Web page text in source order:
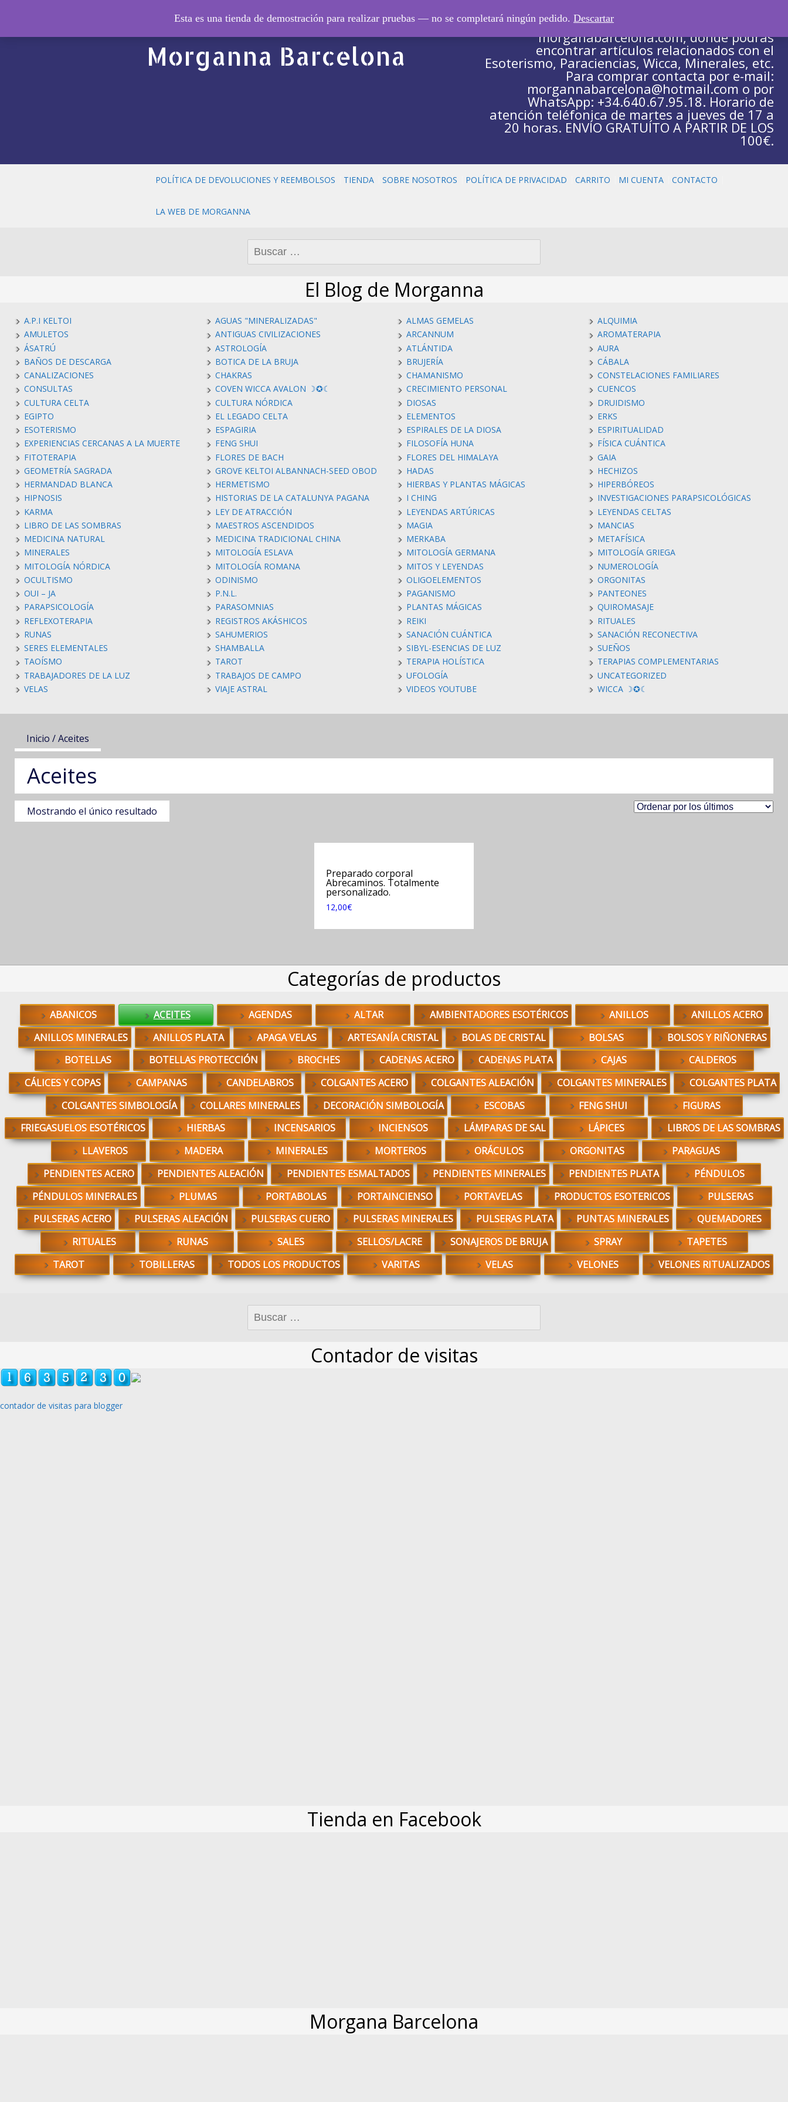
© El Caldero de
Morganna Barcelona
Tienda escaparate asociada a la web
morganabarcelona.com, donde podrás
encontrar artículos relacionados con el
Esoterismo, Paraciencias, Wicca, Minerales, etc.
Para comprar contacta por e-mail:
morgannabarcelona@hotmail.com o por
WhatsApp: +34.640.67.95.18. Horario de
atención teléfonica de martes a jueves de 17 a
20 horas. ENVÍO GRATUÍTO A PARTIR DE LOS
100€.
POLÍTICA DE DEVOLUCIONES Y REEMBOLSOS TIENDA SOBRE NOSOTROS POLÍTICA DE PRIVACIDAD CARRITO MI CUENTA CONTACTO
LA WEB DE MORGANNA
El Blog de Morganna
A.P.I KELTOI AGUAS "MINERALIZADAS" ALMAS GEMELAS
ALQUIMIA
AMULETOS
ANTIGUAS CIVILIZACIONES ARCANNUM
AROMATERAPIA
ÁSATRÚ
ASTROLOGÍA ATLÁNTIDA
AURA
BAÑOS DE DESCARGA
BOTICA DE LA BRUJA BRUJERÍA
CÁBALA
CANALIZACIONES
CHAKRAS CHAMANISMO
CONSTELACIONES FAMILIARES
CONSULTAS
COVEN WICCA AVALON ☽✪☾ CRECIMIENTO PERSONAL
CUENCOS
CULTURA CELTA
CULTURA NÓRDICA DIOSAS
DRUIDISMO
EGIPTO
EL LEGADO CELTA ELEMENTOS
ERKS
ESOTERISMO
ESPAGIRIA ESPIRALES DE LA DIOSA
ESPIRITUALIDAD
EXPERIENCIAS CERCANAS A LA MUERTE
FENG SHUI FILOSOFÍA HUNA
FÍSICA CUÁNTICA
FITOTERAPIA
FLORES DE BACH FLORES DEL HIMALAYA
GAIA
GEOMETRÍA SAGRADA
GROVE KELTOI ALBANNACH-SEED OBOD HADAS
HECHIZOS
HERMANDAD BLANCA
HERMETISMO HIERBAS Y PLANTAS MÁGICAS
HIPERBÓREOS
HIPNOSIS
HISTORIAS DE LA CATALUNYA PAGANA I CHING
INVESTIGACIONES PARAPSICOLÓGICAS
KARMA
LEY DE ATRACCIÓN LEYENDAS ARTÚRICAS
LEYENDAS CELTAS
LIBRO DE LAS SOMBRAS
MAESTROS ASCENDIDOS MAGIA
MANCIAS
MEDICINA NATURAL
MEDICINA TRADICIONAL CHINA MERKABA
METAFÍSICA
MINERALES
MITOLOGÍA ESLAVA MITOLOGÍA GERMANA
MITOLOGÍA GRIEGA
MITOLOGÍA NÓRDICA
MITOLOGÍA ROMANA MITOS Y LEYENDAS
NUMEROLOGÍA
OCULTISMO
ODINISMO OLIGOELEMENTOS
ORGONITAS
OUI – JA
P.N.L. PAGANISMO
PANTEONES
PARAPSICOLOGÍA
PARASOMNIAS PLANTAS MÁGICAS
QUIROMASAJE
REFLEXOTERAPIA
REGISTROS AKÁSHICOS REIKI
RITUALES
RUNAS
SAHUMERIOS SANACIÓN CUÁNTICA
SANACIÓN RECONECTIVA
SERES ELEMENTALES
SHAMBALLA SIBYL-ESENCIAS DE LUZ
SUEÑOS
TAOÍSMO
TAROT TERAPIA HOLÍSTICA
TERAPIAS COMPLEMENTARIAS
TRABAJADORES DE LA LUZ
TRABAJOS DE CAMPO UFOLOGÍA
UNCATEGORIZED
VELAS
VIAJE ASTRAL VIDEOS YOUTUBE WICCA ☽✪☾
Inicio / Aceites
Aceites
Mostrando el único resultado
Preparado corporal
Abrecaminos. Totalmente
personalizado.
12,00€
Categorías de productos
ABANICOS ACEITES AGENDAS ALTAR AMBIENTADORES ESOTÉRICOS ANILLOS
ANILLOS ACERO
ANILLOS MINERALES
ANILLOS PLATA APAGA VELAS ARTESANÍA CRISTAL BOLAS DE CRISTAL BOLSAS
BOLSOS Y RIÑONERAS
BOTELLAS
BOTELLAS PROTECCIÓN BROCHES CADENAS ACERO CADENAS PLATA CAJAS
CALDEROS
CÁLICES Y COPAS
CAMPANAS CANDELABROS COLGANTES ACERO COLGANTES ALEACIÓN COLGANTES MINERALES
COLGANTES PLATA
COLGANTES SIMBOLOGÍA
COLLARES MINERALES DECORACIÓN SIMBOLOGÍA ESCOBAS FENG SHUI
FIGURAS
FRIEGASUELOS ESOTÉRICOS
HIERBAS INCENSARIOS INCIENSOS LÁMPARAS DE SAL LÁPICES
LIBROS DE LAS SOMBRAS
LLAVEROS
MADERA MINERALES MORTEROS ORÁCULOS ORGONITAS
PARAGUAS
PENDIENTES ACERO
PENDIENTES ALEACIÓN PENDIENTES ESMALTADOS PENDIENTES MINERALES PENDIENTES PLATA
PÉNDULOS
PÉNDULOS MINERALES
PLUMAS PORTABOLAS PORTAINCIENSO PORTAVELAS PRODUCTOS ESOTERICOS
PULSERAS
PULSERAS ACERO
PULSERAS ALEACIÓN PULSERAS CUERO PULSERAS MINERALES PULSERAS PLATA PUNTAS MINERALES
QUEMADORES
RITUALES
RUNAS SALES SELLOS/LACRE SONAJEROS DE BRUJA SPRAY
TAPETES
TAROT
TOBILLERAS TODOS LOS PRODUCTOS VARITAS VELAS VELONES VELONES RITUALIZADOS
Contador de visitas
contador de visitas para blogger
Tienda en Facebook
Morgana Barcelona
Esta es una tienda de demostración para realizar pruebas — no se completará ningún pedido. Descartar